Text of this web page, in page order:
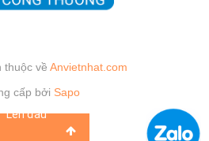
thuộc về Anvietnhat.com
cấp bởi Sapo
Lên đầu